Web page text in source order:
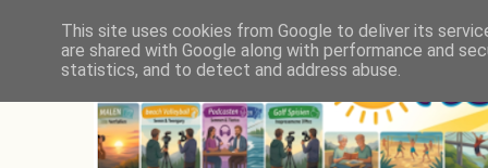
This site uses cookies from Google to deliver its
are shared with Google along with performance and
statistics, and to detect and address abuse.